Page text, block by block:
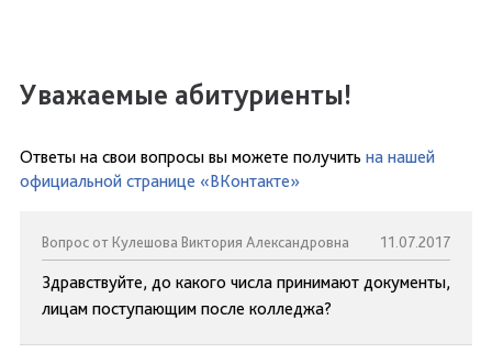
Уважаемые абитуриенты!
Ответы на свои вопросы вы можете получить на нашей
официальной странице «ВКонтакте»
Вопрос от Кулешова Виктория Александровна 11.07.2017
Здравствуйте, до какого числа принимают документы,
лицам поступающим после колледжа?